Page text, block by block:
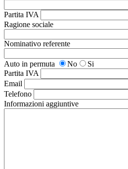
Partita IVA
Ragione sociale
Nominativo referente
Auto in permuta No
Si
Partita IVA
Email
Telefono
Informazioni aggiuntive